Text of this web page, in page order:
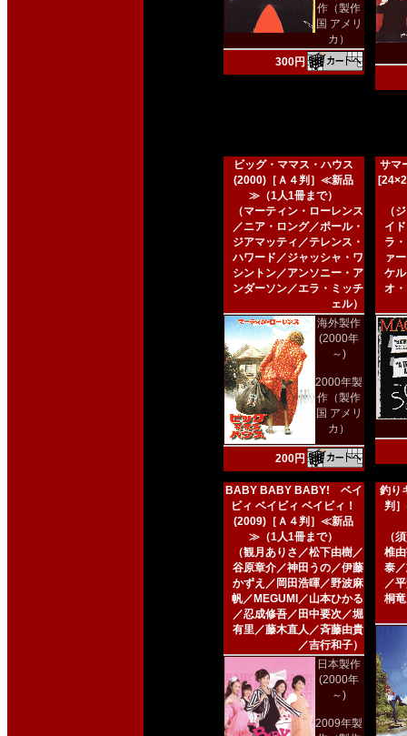
作（製作
国 アメリ
カ）
300円
ビッグ・ママス・ハウス
(2000)［Ａ４判］≪新品
≫（1人1冊まで）
（マーティン・ローレンス
／ニア・ロング／ポール・
ジアマッティ／テレンス・
ハワード／ジャッシャ・ワ
シントン／アンソニー・ア
ンダーソン／エラ・ミッチ
ェル）
海外製作
(2000年
～)
2000年製
作（製作
国 アメリ
カ）
200円
サマ
（
イ
ラ
ァ
ケ
オ
BABY BABY BABY! ベイ
ビィ ベイビィ ベイビィ！
(2009)［Ａ４判］≪新品
≫（1人1冊まで）
（観月ありさ／松下由樹／
谷原章介／神田うの／伊藤
かずえ／岡田浩暉／野波麻
帆／MEGUMI／山本ひかる
／忍成修吾／田中要次／堀
有里／藤木直人／斉藤由貴
／吉行和子）
日本製作
(2000年
～)
2009年製
釣り
判
（
椎
泰
／
桐